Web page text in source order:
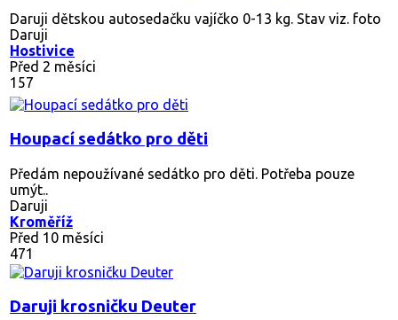
Daruji dětskou autosedačku vajíčko 0-13 kg. Stav viz. foto
Daruji
Hostivice
Před 2 měsíci
157
Houpací sedátko pro děti
Předám nepoužívané sedátko pro děti. Potřeba pouze
umýt..
Daruji
Kroměříž
Před 10 měsíci
471
Daruji krosničku Deuter